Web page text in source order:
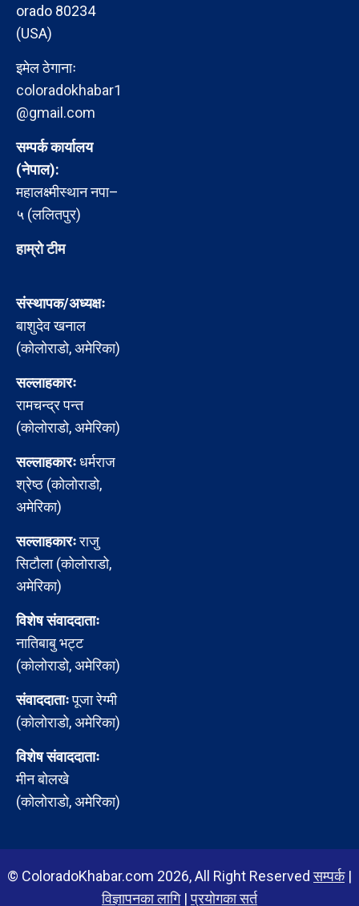
orado 80234
(USA)
इमेल ठेगानाः
coloradokhabar1
@gmail.com
सम्पर्क कार्यालय
(नेपाल):
महालक्ष्मीस्थान नपा–
५ (ललितपुर)
हाम्रो टीम
संस्थापक/अध्यक्षः
बाशुदेव खनाल
(कोलोराडो, अमेरिका)
सल्लाहकारः
रामचन्द्र पन्त
(कोलोराडो, अमेरिका)
सल्लाहकारःधर्मराज
श्रेष्ठ (कोलोराडो,
अमेरिका)
सल्लाहकारःराजु
सिटौला (कोलोराडो,
अमेरिका)
विशेष संवाददाताः
नातिबाबु भट्ट
(कोलोराडो, अमेरिका)
संवाददाताःपूजा रेग्मी
(कोलोराडो, अमेरिका)
विशेष संवाददाताः
मीन बोलखे
(कोलोराडो, अमेरिका)
© ColoradoKhabar.com 2026, All Right Reservedसम्पर्क|
विज्ञापनका लागि|प्रयोगका सर्त